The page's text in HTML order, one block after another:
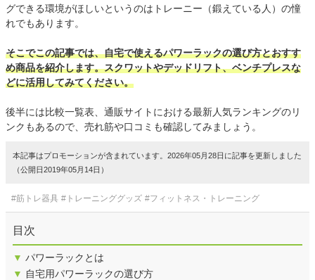
グできる環境がほしいというのはトレーニー（鍛えている人）の憧
れでもあります。
そこでこの記事では、自宅で使えるパワーラックの選び方とおすす
め商品を紹介します。スクワットやデッドリフト、ベンチプレスな
どに活用してみてください。
後半には比較一覧表、通販サイトにおける最新人気ランキングのリ
ンクもあるので、売れ筋や口コミも確認してみましょう。
本記事はプロモーションが含まれています。2026年05月28日に記事を更新しました
（公開日2019年05月14日）
#筋トレ器具 #トレーニンググッズ #フィットネス・トレーニング
目次
▼ パワーラックとは
▼ 自宅用パワーラックの選び方